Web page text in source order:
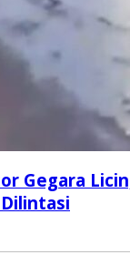
Gegara